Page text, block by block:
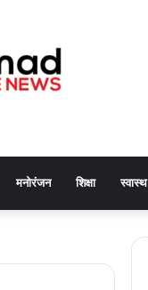
मनोरंजन शिक्षा स्वास्थ